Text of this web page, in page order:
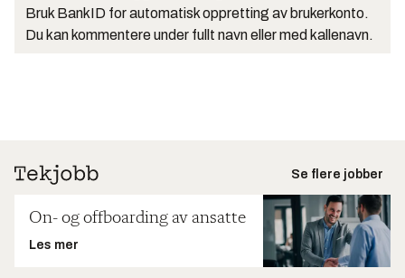
Bruk BankID for automatisk oppretting av brukerkonto.
Du kan kommentere under fullt navn eller med kallenavn.
Se flere jobber
On- og offboarding av ansatte
Les mer